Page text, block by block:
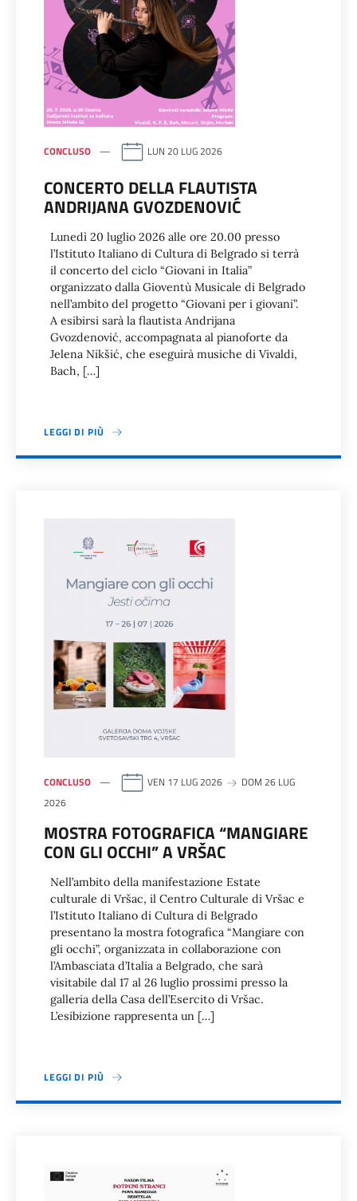
CONCLUSO LUN 20 LUG 2026
CONCERTO DELLA FLAUTISTA
ANDRIJANA GVOZDENOVIĆ
Lunedì 20 luglio 2026 alle ore 20.00 presso
l’Istituto Italiano di Cultura di Belgrado si terrà
il concerto del ciclo “Giovani in Italia”
organizzato dalla Gioventù Musicale di Belgrado
nell’ambito del progetto “Giovani per i giovani”.
A esibirsi sarà la flautista Andrijana
Gvozdenović, accompagnata al pianoforte da
Jelena Nikšić, che eseguirà musiche di Vivaldi,
Bach, […]
LEGGI DI PIÙ
CONCLUSO VEN 17 LUG 2026
DOM 26 LUG
2026
MOSTRA FOTOGRAFICA “MANGIARE
CON GLI OCCHI” A VRŠAC
Nell’ambito della manifestazione Estate
culturale di Vršac, il Centro Culturale di Vršac e
l’Istituto Italiano di Cultura di Belgrado
presentano la mostra fotografica “Mangiare con
gli occhi”, organizzata in collaborazione con
l’Ambasciata d’Italia a Belgrado, che sarà
visitabile dal 17 al 26 luglio prossimi presso la
galleria della Casa dell’Esercito di Vršac.
L’esibizione rappresenta un […]
LEGGI DI PIÙ